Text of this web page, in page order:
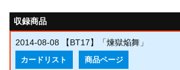
収録商品
2014-08-08 【BT17】「煉獄焔舞」
カードリスト 商品ページ